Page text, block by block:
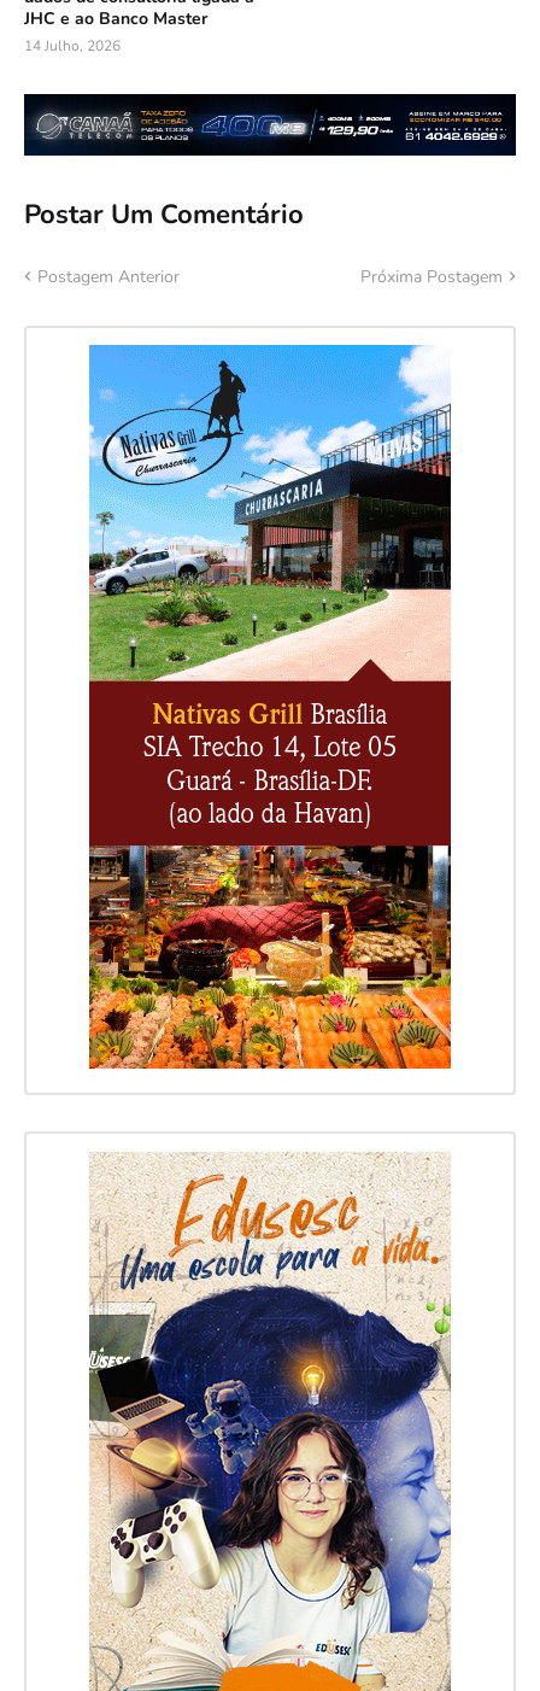
JHC e ao Banco Master
14 Julho, 2026
Postar Um Comentário
Postagem Anterior Próxima Postagem